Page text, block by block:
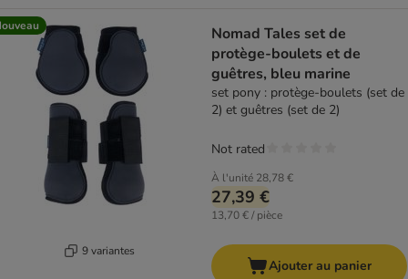
9 variantes
Nomad Tales set de
protège-boulets et de
guêtres, bleu marine
set pony : protège-boulets (set de
2) et guêtres (set de 2)
À l'unité 28,78 €
27,39 €
13,70 € / pièce
Not rated
Ajouter au panier